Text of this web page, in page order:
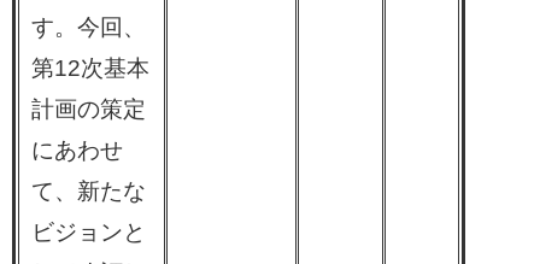
す。今回、
第12次基本
計画の策定
にあわせ
て、新たな
ビジョンと